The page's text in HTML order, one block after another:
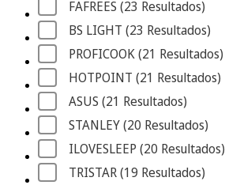
FAFREES (23 Resultados)
BS LIGHT (23 Resultados)
PROFICOOK (21 Resultados)
HOTPOINT (21 Resultados)
ASUS (21 Resultados)
STANLEY (20 Resultados)
ILOVESLEEP (20 Resultados)
TRISTAR (19 Resultados)